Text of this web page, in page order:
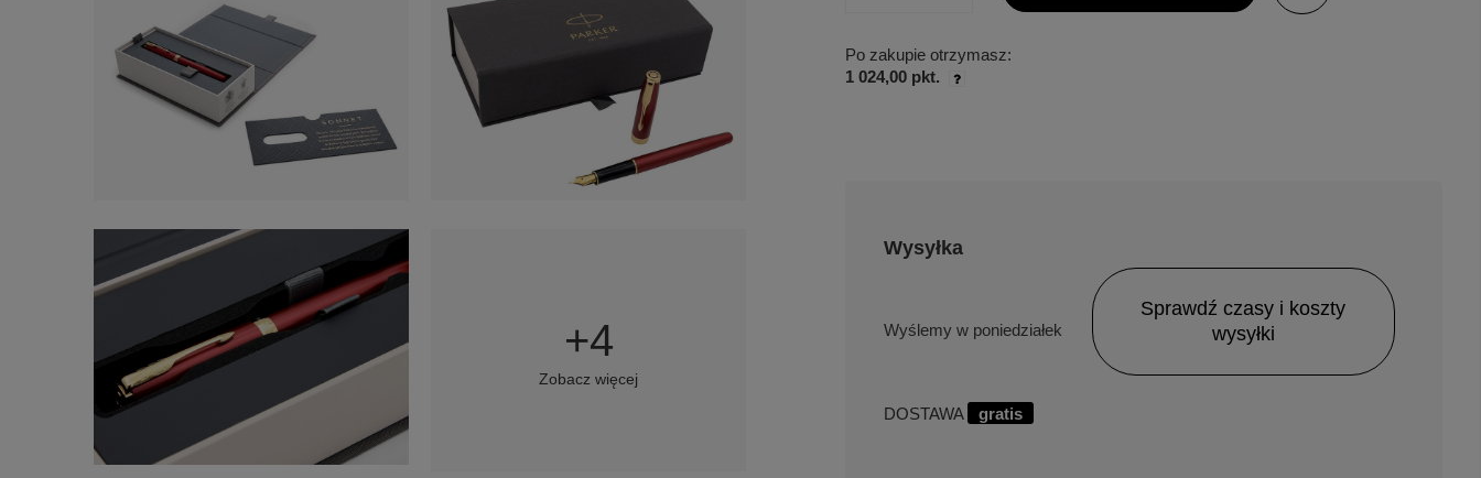
+4
Zobacz więcej
Po zakupie otrzymasz:
1 024,00 pkt.
Wysyłka
w poniedziałek
DOSTAWA gratis
Sprawdź czasy i koszty
wysyłki